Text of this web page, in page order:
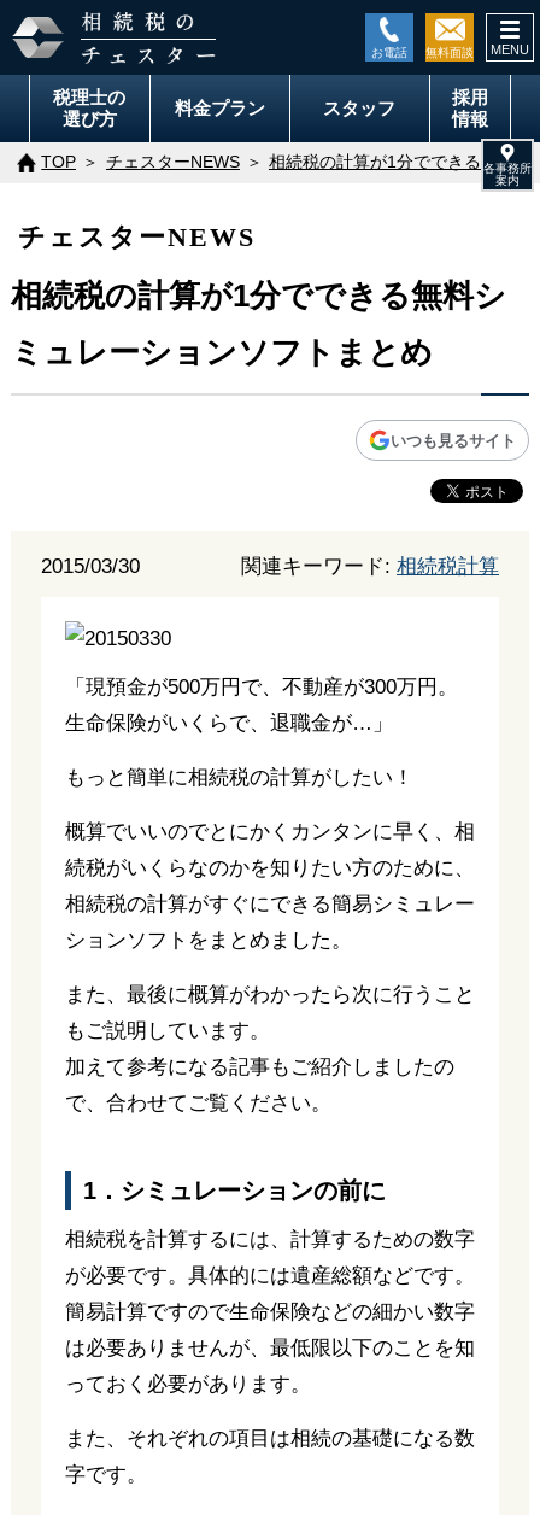
税理士の
選び方
料金プラン スタッフ
採用
情報
TOP チェスターNEWS 相続税の計算が1分でできる無料シ
チェスターNEWS
相続税の計算が1分でできる無料シ
ミュレーションソフトまとめ
いつも見るサイト
2015/03/30 関連キーワード:相続税計算
「現預金が500万円で、不動産が300万円。
生命保険がいくらで、退職金が…」
もっと簡単に相続税の計算がしたい！
概算でいいのでとにかくカンタンに早く、相
続税がいくらなのかを知りたい方のために、
相続税の計算がすぐにできる簡易シミュレー
ションソフトをまとめました。
また、最後に概算がわかったら次に行うこと
もご説明しています。
加えて参考になる記事もご紹介しましたの
で、合わせてご覧ください。
1．シミュレーションの前に
相続税を計算するには、計算するための数字
が必要です。具体的には遺産総額などです。
簡易計算ですので生命保険などの細かい数字
は必要ありませんが、最低限以下のことを知
っておく必要があります。
また、それぞれの項目は相続の基礎になる数
字です。